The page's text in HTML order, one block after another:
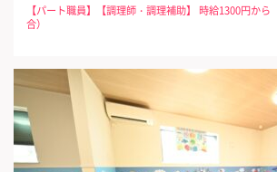
【パート職員】【調理師・調理補助】 時給1300円か
合）